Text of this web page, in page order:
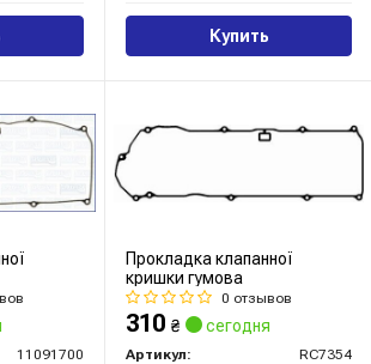
Купить
11091700
Прокладка клапанної
кришки гумова
0 отзывов
310 ₴ сегодня
Артикул:
RC7354